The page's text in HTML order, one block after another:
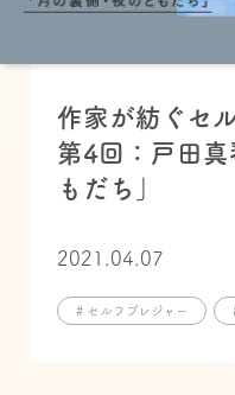
作家が紡ぐセ
第4回：戸田
もだち」
2021.04.07
# セルフプレジャー